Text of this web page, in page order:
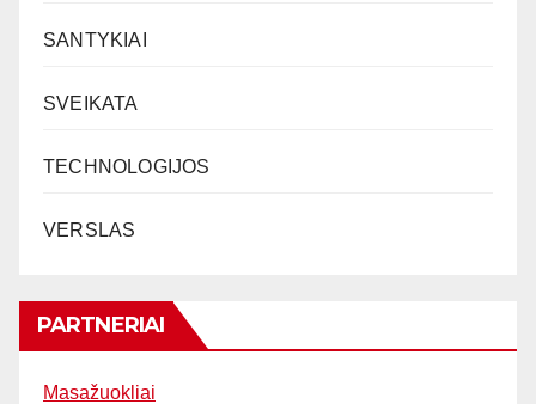
SANTYKIAI
SVEIKATA
TECHNOLOGIJOS
VERSLAS
PARTNERIAI
Masažuokliai